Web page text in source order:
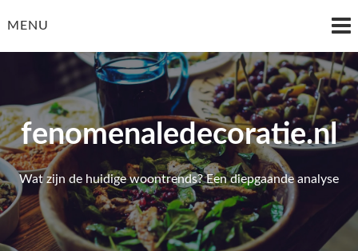
toMENU
fenomenaledecoratie.nl
Wat zijn de huidige woontrends? Een diepgaande analyse